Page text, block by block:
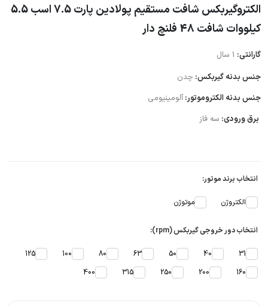
الکتروگیربکس شافت مستقیم پولادین پارت 7.5 اسب 5.5
کیلووات شافت 48 فلنچ دار
گارانتی: 1 سال
جنس بدنه گیربکس: چدن
جنس بدنه الکتروموتور: آلومینیومی
برق ورودی: سه فاز
انتخاب برند موتور:
الکتروژن موتوژن
انتخاب دور خروجی گیربکس (rpm):
31
40
50
63
80
100
125
160
200
250
315
400